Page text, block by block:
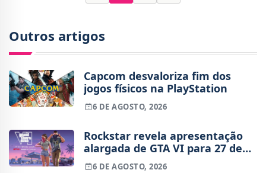
Outros artigos
Capcom desvaloriza fim dos
jogos físicos na PlayStation
6 DE AGOSTO, 2026
Rockstar revela apresentação
alargada de GTA VI para 27 de
agosto
6 DE AGOSTO, 2026